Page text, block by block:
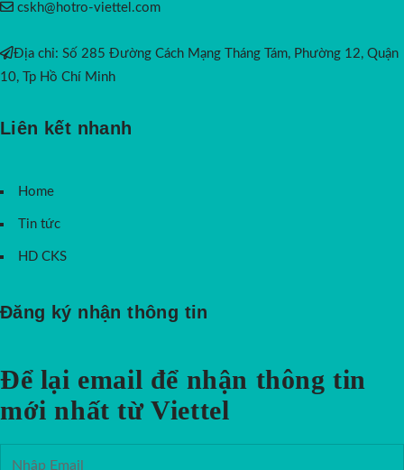
cskh@hotro-viettel.com
Địa chỉ: Số 285 Đường Cách Mạng Tháng Tám, Phường 12, Quận
10, Tp Hồ Chí Minh
Liên kết nhanh
Home
Tin tức
HD CKS
Đăng ký nhận thông tin
Để lại email để nhận thông tin
mới nhất từ Viettel